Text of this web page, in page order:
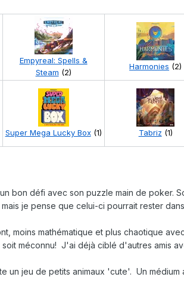
Empyreal: Spells &
Steam (2)
Harmonies (2)
Super Mega Lucky Box (1) Tabriz (1)
bon défi avec son puzzle main de poker.
je pense que celui-ci pourrait rester
moins mathématique et plus chaotique
méconnu! J'ai déjà ciblé d'autres amis
un jeu de petits animaux 'cute'. Un